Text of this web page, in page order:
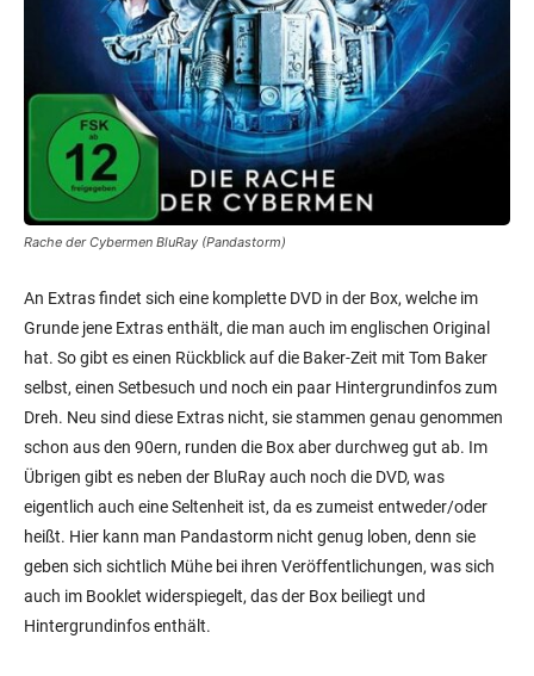
Rache der Cybermen BluRay (Pandastorm)
An Extras findet sich eine komplette DVD in der Box, welche im
Grunde jene Extras enthält, die man auch im englischen Original
hat. So gibt es einen Rückblick auf die Baker-Zeit mit Tom Baker
selbst, einen Setbesuch und noch ein paar Hintergrundinfos zum
Dreh. Neu sind diese Extras nicht, sie stammen genau genommen
schon aus den 90ern, runden die Box aber durchweg gut ab. Im
Übrigen gibt es neben der BluRay auch noch die DVD, was
eigentlich auch eine Seltenheit ist, da es zumeist entweder/oder
heißt. Hier kann man Pandastorm nicht genug loben, denn sie
geben sich sichtlich Mühe bei ihren Veröffentlichungen, was sich
auch im Booklet widerspiegelt, das der Box beiliegt und
Hintergrundinfos enthält.